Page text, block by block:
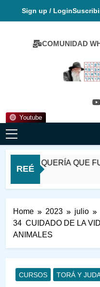
Sign up / Login
COMUNIDAD
Youtube
REÉ
Satmer QUERÍA QUE
Home 2023 julio
34 CUIDADO DE LA
ANIMALES
CURSOS TORÁ Y